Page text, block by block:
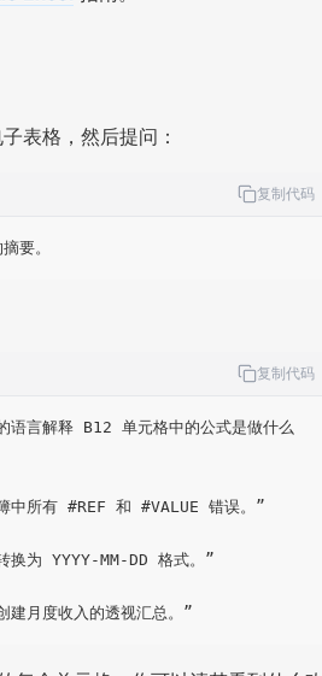
表格，然后提问：
复制代码
复制代码
语言解释 B12 单元格中的公式是做什么
中所有 #REF 和 #VALUE 错误。”
换为 YYYY-MM-DD 格式。”